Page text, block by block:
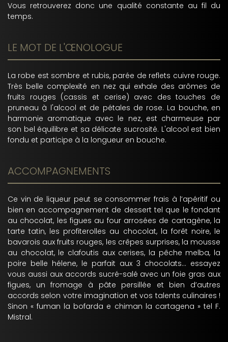
Vous retrouverez donc une qualité constante au fil du
temps.
LE MOT DE L'ŒNOLOGUE
La robe est sombre et rubis, parée de reflets cuivre rouge.
Très belle complexité en nez qui exhale des arômes de
fruits rouges (cassis et cerise) avec des touches de
pruneau à l'alcool et de pétales de rose. La bouche, en
harmonie aromatique avec le nez, est charmeuse par
son bel équilibre et sa délicate sucrosité. L'alcool est bien
fondu et participe à la longueur en bouche.
ACCOMPAGNEMENTS
Ce vin de liqueur peut se consommer frais à l’apéritif ou
bien en accompagnement de dessert tel que le fondant
au chocolat, les figues au four arrosées de cartagène, la
tarte tatin, les profiterolles au chocolat, la forêt noire, le
bavarois aux fruits rouges, les crêpes surprises, la mousse
au chocolat, le clafoutis aux cerises, la pêche melba, la
poire belle hélene, le parfait aux 3 chocolats... essayez
vous aussi aux accords sucré-salé avec un foie gras aux
figues, un fromage à pâte persillée et bien d’autres
accords selon votre imagination et vos talents culinaires !
Sinon « fuman la bofarda e chiman la cartagena » tel F.
Mistral.